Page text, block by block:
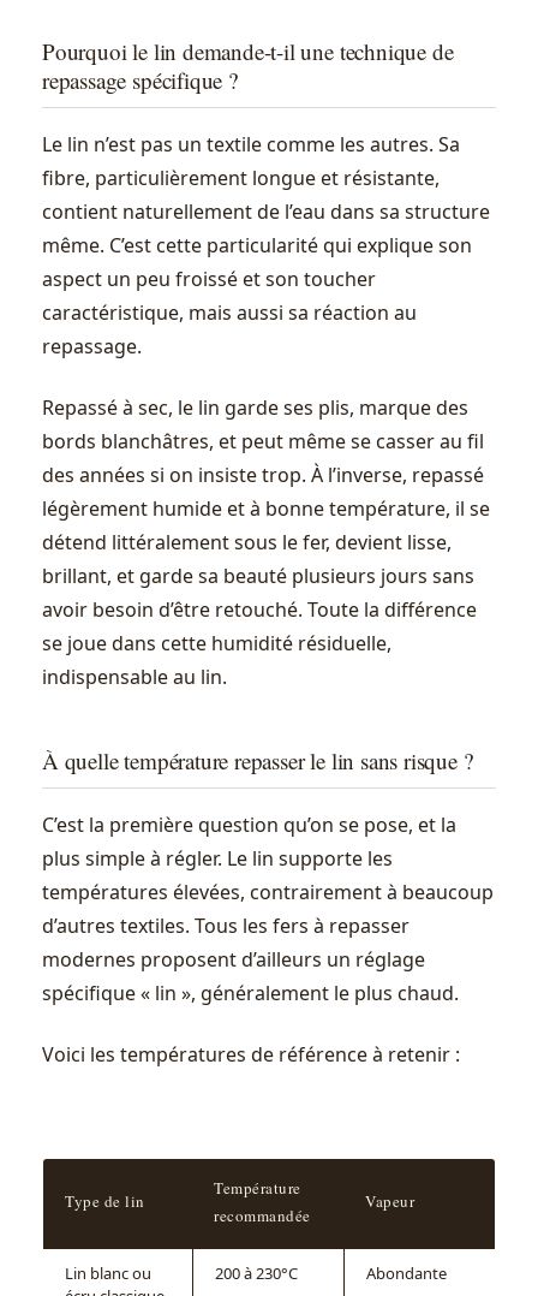
Pourquoi le lin demande-t-il une technique de
repassage spécifique ?
Le lin n’est pas un textile comme les autres. Sa
fibre, particulièrement longue et résistante,
contient naturellement de l’eau dans sa structure
même. C’est cette particularité qui explique son
aspect un peu froissé et son toucher
caractéristique, mais aussi sa réaction au
repassage.
Repassé à sec, le lin garde ses plis, marque des
bords blanchâtres, et peut même se casser au fil
des années si on insiste trop. À l’inverse, repassé
légèrement humide et à bonne température, il se
détend littéralement sous le fer, devient lisse,
brillant, et garde sa beauté plusieurs jours sans
avoir besoin d’être retouché. Toute la différence
se joue dans cette humidité résiduelle,
indispensable au lin.
À quelle température repasser le lin sans risque ?
C’est la première question qu’on se pose, et la
plus simple à régler. Le lin supporte les
températures élevées, contrairement à beaucoup
d’autres textiles. Tous les fers à repasser
modernes proposent d’ailleurs un réglage
spécifique « lin », généralement le plus chaud.
Voici les températures de référence à retenir :
Type de lin
Température
recommandée
Vapeur
Lin blanc ou
200 à 230°C Abondante